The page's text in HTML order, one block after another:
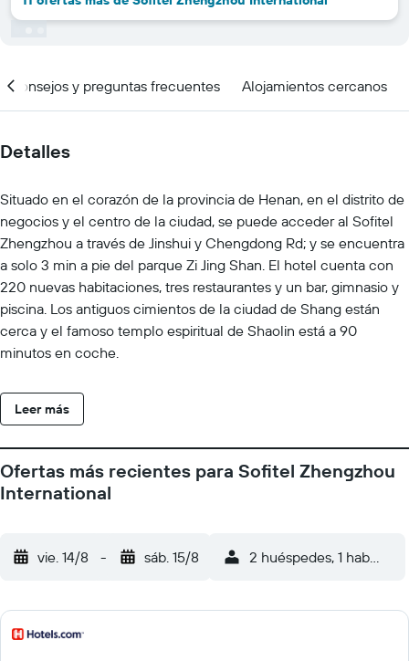
Consejos y preguntas frecuentes Alojamientos cercanos
Detalles
Situado en el corazón de la provincia de Henan, en el distrito de
negocios y el centro de la ciudad, se puede acceder al Sofitel
Zhengzhou a través de Jinshui y Chengdong Rd; y se encuentra
a solo 3 min a pie del parque Zi Jing Shan. El hotel cuenta con
220 nuevas habitaciones, tres restaurantes y un bar, gimnasio y
piscina. Los antiguos cimientos de la ciudad de Shang están
cerca y el famoso templo espiritual de Shaolin está a 90
minutos en coche.
Leer más
Ofertas más recientes para Sofitel Zhengzhou
International
vie. 14/8 - sáb. 15/8 2 huéspedes, 1